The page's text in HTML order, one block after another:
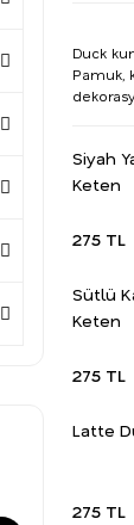
Duck
Pamuk,
Siyah
Keten
275 TL
Sütlü
Keten
275 TL
Latte
275 TL